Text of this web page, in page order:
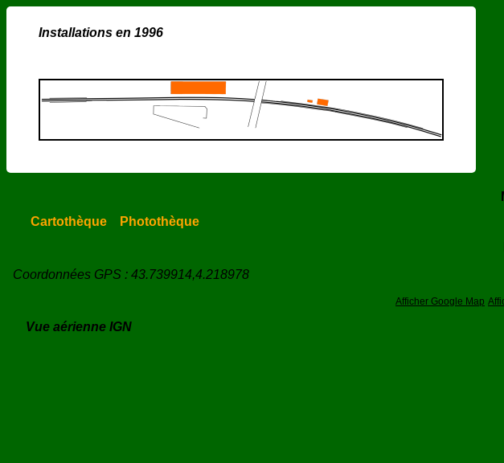
Installations en 1996
Cartothèque
Photothèque
Coordonnées GPS : 43.739914,4.218978
Afficher Google Map
Vue aérienne IGN